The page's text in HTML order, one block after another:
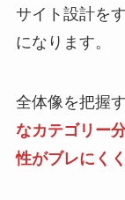
サイト設計を
になります。
全体像を把握
なカテゴリー
性がブレにく